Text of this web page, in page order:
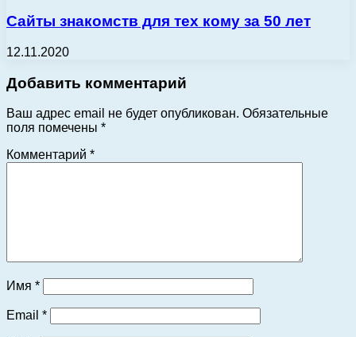
Сайты знакомств для тех кому за 50 лет
12.11.2020
Добавить комментарий
Ваш адрес email не будет опубликован. Обязательные
поля помечены *
Комментарий *
Имя *
Email *